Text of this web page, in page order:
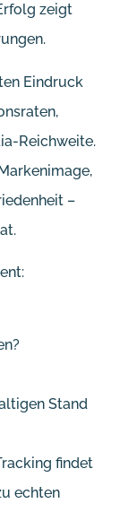
zeigt
Eindruck
Reichweite.
–
Stand
findet
echten